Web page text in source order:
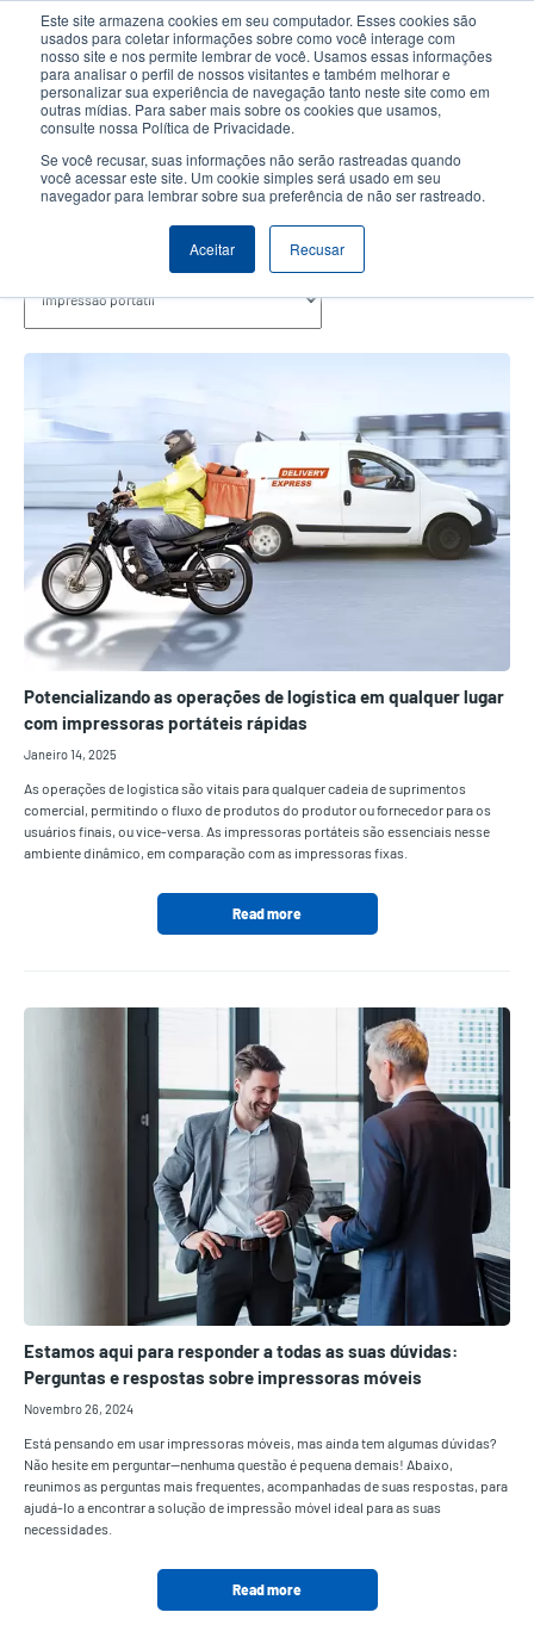
Este site armazena cookies em seu computador. Esses cookies são
usados para coletar informações sobre como você interage com
nosso site e nos permite lembrar de você. Usamos essas informações
para analisar o perfil de nossos visitantes e também melhorar e
personalizar sua experiência de navegação tanto neste site como em
outras mídias. Para saber mais sobre os cookies que usamos,
consulte nossa Política de Privacidade.
Se você recusar, suas informações não serão rastreadas quando
você acessar este site. Um cookie simples será usado em seu
navegador para lembrar sobre sua preferência de não ser rastreado.
Aceitar Recusar
conteúdo
principal
User
account
User
Header
Seletor de Produto Contactar Vendas
Impressão Portátil
Potencializando as operações de logística em qualquer lugar
com impressoras portáteis rápidas
Janeiro 14, 2025
As operações de logística são vitais para qualquer cadeia de suprimentos
comercial, permitindo o fluxo de produtos do produtor ou fornecedor para os
usuários finais, ou vice-versa. As impressoras portáteis são essenciais nesse
ambiente dinâmico, em comparação com as impressoras fixas.
Read more
Estamos aqui para responder a todas as suas dúvidas:
Perguntas e respostas sobre impressoras móveis
Novembro 26, 2024
Está pensando em usar impressoras móveis, mas ainda tem algumas dúvidas?
Não hesite em perguntar—nenhuma questão é pequena demais! Abaixo,
reunimos as perguntas mais frequentes, acompanhadas de suas respostas, para
ajudá-lo a encontrar a solução de impressão móvel ideal para as suas
necessidades.
Read more